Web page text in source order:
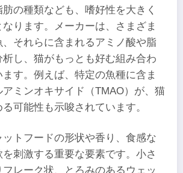
の種類なども、嗜好性を大きく
ります。メーカーは、さまざま
それらに含まれるアミノ酸や脂
し、猫がもっとも好む組み合わ
す。例えば、特定の魚種に含ま
ミンオキサイド（TMAO）が、猫
可能性も示唆されています。
ットフードの形状や香り、食感な
刺激する重要な要素です。小さ
レーク状、とろみのあるウェッ